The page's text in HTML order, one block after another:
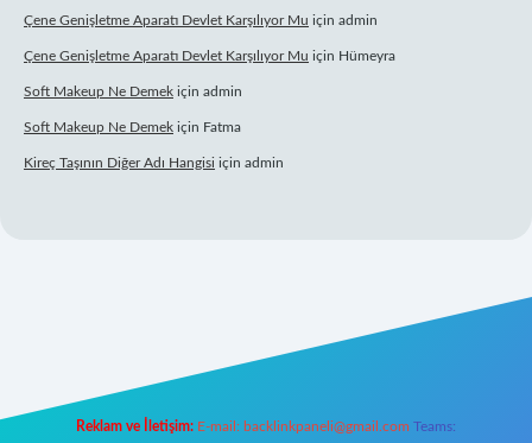
Çene Genişletme Aparatı Devlet Karşılıyor Mu için admin
Çene Genişletme Aparatı Devlet Karşılıyor Mu için Hümeyra
Soft Makeup Ne Demek için admin
Soft Makeup Ne Demek için Fatma
Kireç Taşının Diğer Adı Hangisi için admin
Reklam ve İletişim: E-mail: backlinkpaneli@gmail.com Teams: